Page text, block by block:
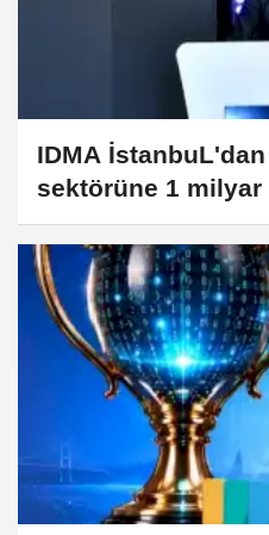
IDMA
sektörüne 1 milyar